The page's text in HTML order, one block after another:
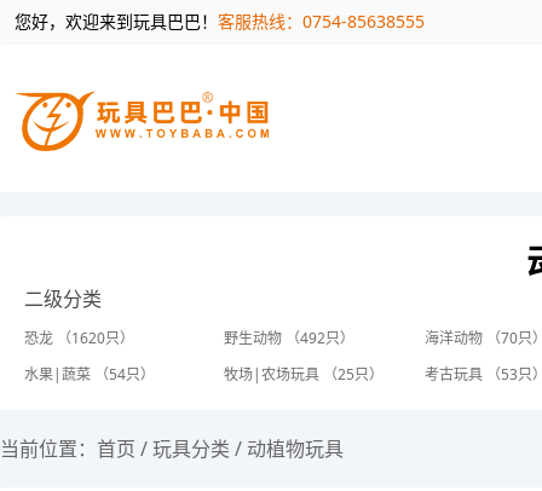
您好，欢迎来到玩具巴巴！ 客服热线：0754-85638555
二级分类
恐龙 （1620只） 野生动物 （492只）
海洋动物 （70只
水果|蔬菜 （54只）
牧场|农场玩具 （25只） 考古玩具 （53只
当前位置： 首页 /玩具分类 / 动植物玩具